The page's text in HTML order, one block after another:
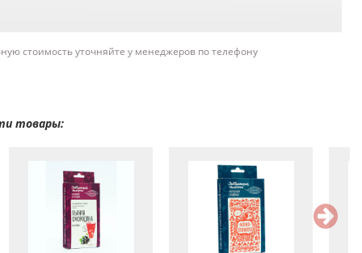
стоимость уточняйте у менеджеров по телефону
товары: